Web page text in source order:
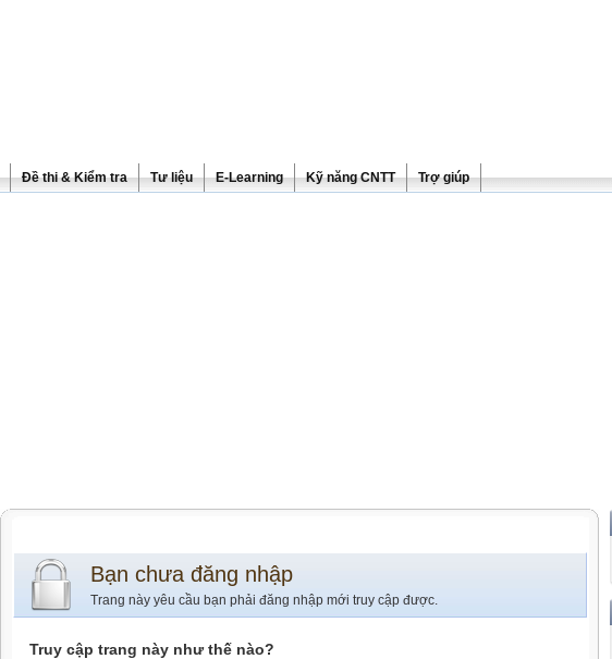
Đề thi & Kiểm tra Tư liệu E-Learning Kỹ năng CNTT Trợ giúp
Bạn chưa đăng nhập
Trang này yêu cầu bạn phải đăng nhập mới truy cập được.
Truy cập trang này như thế nào?